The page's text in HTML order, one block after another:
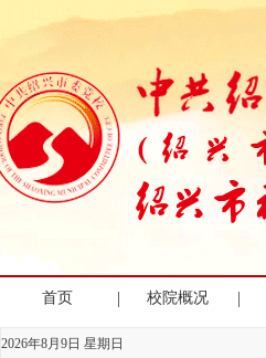
首页 | 校院概况 |
2026年8月9日 星期日